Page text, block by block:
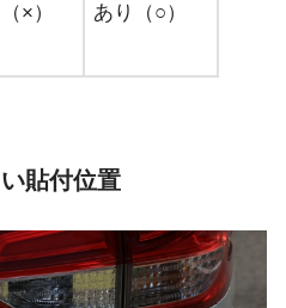
×） あり（○）
貼付位置